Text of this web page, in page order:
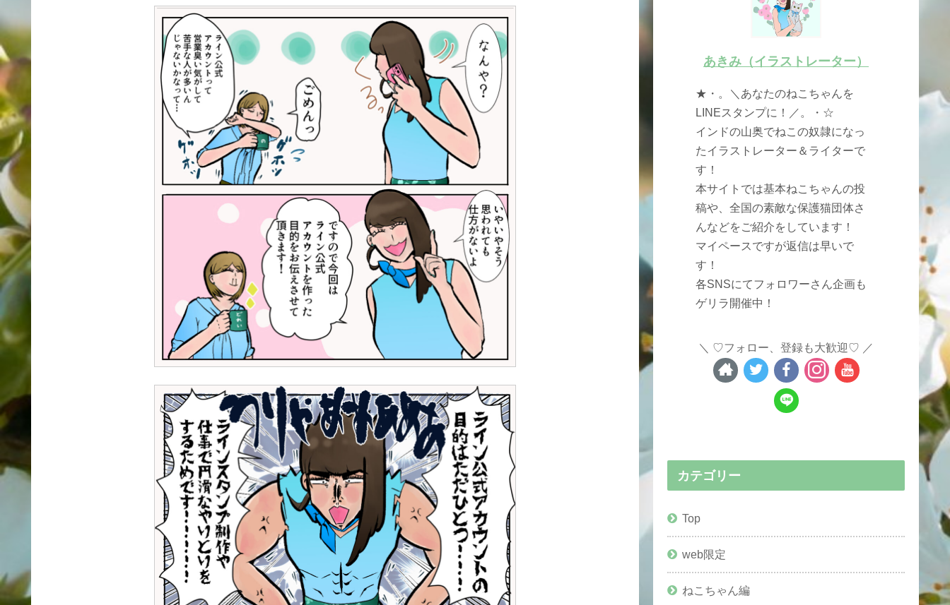
あきみ（イラストレーター）
★・。＼あなたのねこちゃんを
LINEスタンプに！／。・☆
インドの山奥でねこの奴隷になっ
たイラストレーター＆ライターで
す！
本サイトでは基本ねこちゃんの投
稿や、全国の素敵な保護猫団体さ
んなどをご紹介をしています！
マイペースですが返信は早いで
す！
各SNSにてフォロワーさん企画も
ゲリラ開催中！
♡フォロー、登録も大歓迎♡
カテゴリー
Top
web限定
ねこちゃん編